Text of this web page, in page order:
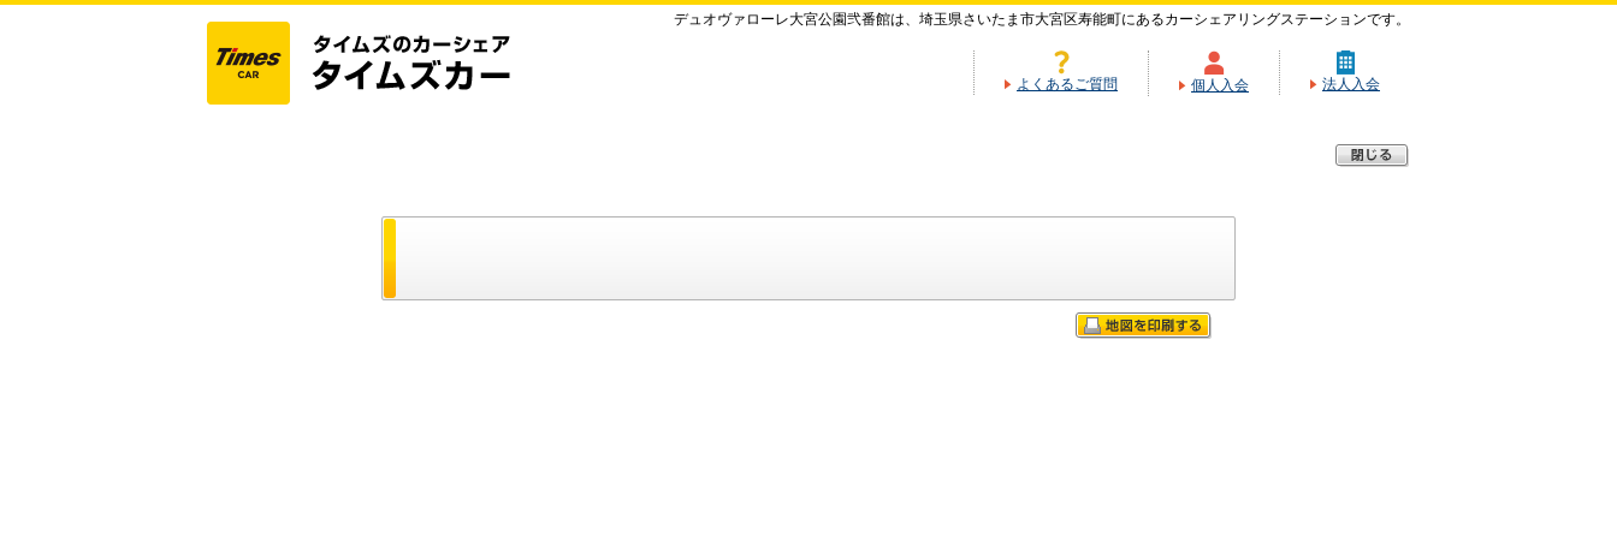
デュオヴァローレ大宮公園弐番館は、埼玉県さいたま市大宮区寿能町にあるカーシェアリングステーションです。
よくあるご質問 個人入会 法人入会